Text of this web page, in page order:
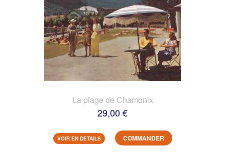
La plage de Chamonix
29,00 €
VOIR EN DETAILS COMMANDER